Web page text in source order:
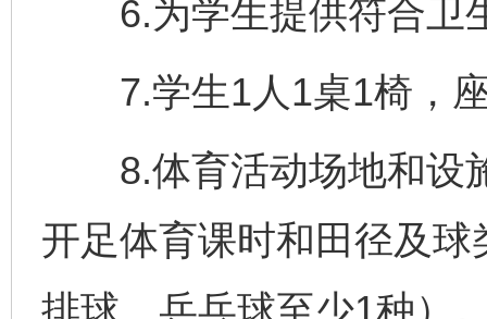
6.为学生提供符合卫
7.学生1人1桌1椅，座
8.体育活动场地和设
开足体育课时和田径及
排球、乒乓球至少1种）